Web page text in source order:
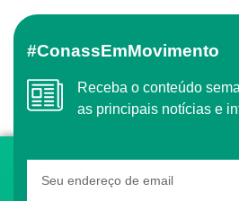
#ConassEmMovimento
Receba o conteúdo semanal do Conass com
as principais notícias e